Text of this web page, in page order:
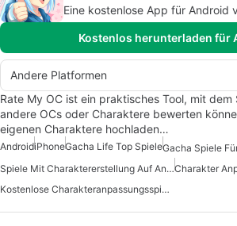
Eine kostenlose App für Android
Kostenlos herunterladen für
Andere Platformen
Rate My OC ist ein praktisches Tool, mit
andere OCs oder Charaktere bewerten
eigenen Charaktere hochladen…
AndroidiPhoneGacha Life Top SpieleGacha Spiele
Spiele Mit Charaktererstellung Auf Android
Kostenlose Charakteranpassungsspiele